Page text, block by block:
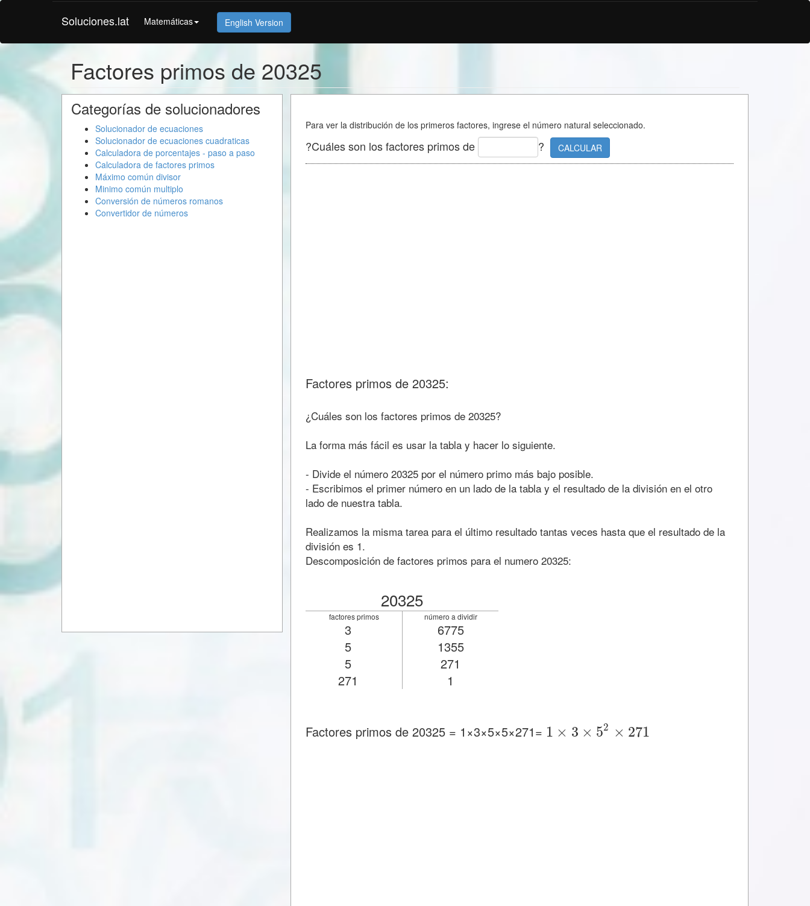
Soluciones.lat Matemáticas English Version
Factores primos de 20325
Para ver la distribución de los primeros factores, ingrese el número natural seleccionado.
?Cuáles son los factores primos de ? CALCULAR
Factores primos de 20325:
¿Cuáles son los factores primos de 20325?
La forma más fácil es usar la tabla y hacer lo siguiente.
- Divide el número 20325 por el número primo más bajo posible.
- Escribimos el primer número en un lado de la tabla y el resultado de la división en el otro
lado de nuestra tabla.
Realizamos la misma tarea para el último resultado tantas veces hasta que el resultado de la
división es 1.
Descomposición de factores primos para el numero 20325:
20325
factores primos número a dividir
3
6775
5
1355
5
271
271
1
Factores primos de 20325 = 1×3×5×5×271= 1 × 3 × 52 × 271
Categorías de solucionadores
Solucionador de ecuaciones
Solucionador de ecuaciones cuadraticas
Calculadora de porcentajes - paso a paso
Calculadora de factores primos
Máximo común divisor
Minimo común multiplo
Conversión de números romanos
Convertidor de números